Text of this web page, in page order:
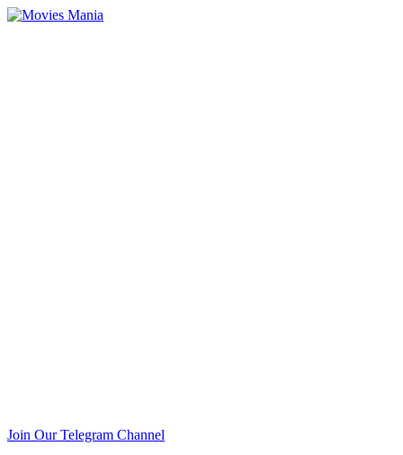
Join Our Telegram Channel